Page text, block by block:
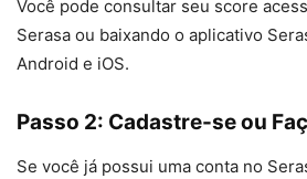
Você pode consultar seu score
Serasa ou baixando o aplicativo
Android e iOS.
Passo 2: Cadastre-se ou
Se você já possui uma conta no